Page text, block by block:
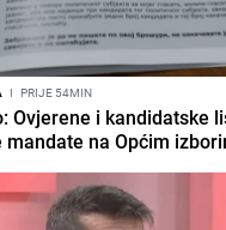
I PRIJE 54MIN
Ovjerene i kandidatske
na Općim